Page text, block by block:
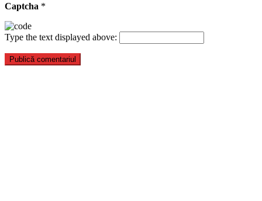
Captcha *
Type the text displayed above: